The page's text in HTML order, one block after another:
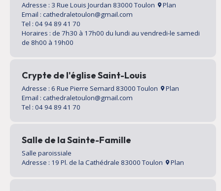
Adresse : 3 Rue Louis Jourdan 83000 Toulon
Plan
Email : cathedraletoulon@gmail.com
Tel : 04 94 89 41 70
Horaires : de 7h30 à 17h00 du lundi au vendredi-le samedi
de 8h00 à 19h00
Crypte de l'église Saint-Louis
Adresse : 6 Rue Pierre Semard 83000 Toulon
Plan
Email : cathedraletoulon@gmail.com
Tel : 04 94 89 41 70
Salle de la Sainte-Famille
Salle paroissiale
Adresse : 19 Pl. de la Cathédrale 83000 Toulon
Plan